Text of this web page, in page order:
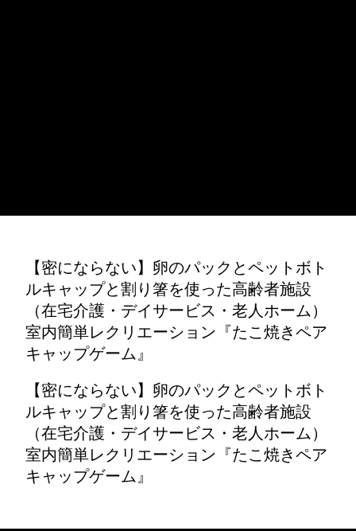
【密にならない】卵のパックとペットボト
ルキャップと割り箸を使った高齢者施設
（在宅介護・デイサービス・老人ホーム）
室内簡単レクリエーション『たこ焼きペア
キャップゲーム』
【密にならない】卵のパックとペットボト
ルキャップと割り箸を使った高齢者施設
（在宅介護・デイサービス・老人ホーム）
室内簡単レクリエーション『たこ焼きペア
キャップゲーム』